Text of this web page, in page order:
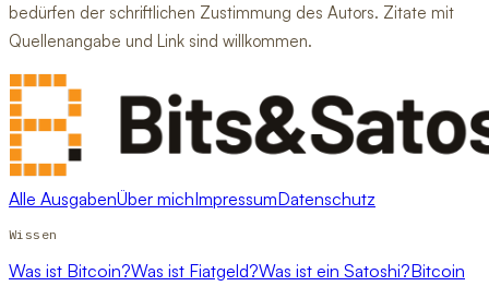
bedürfen der schriftlichen Zustimmung des Autors. Zitate mit
Quellenangabe und Link sind willkommen.
Alle AusgabenÜber michImpressumDatenschutz
Wissen
Was ist Bitcoin?Was ist Fiatgeld?Was ist ein Satoshi?Bitcoin